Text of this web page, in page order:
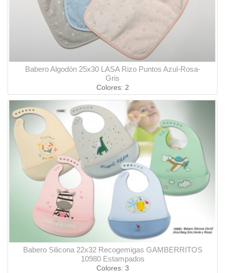
Babero Algodón 25x30 LASA Rizo Puntos Azul-Rosa-
Gris
Colores: 2
Babero Silicona 22x32 Recogemigas GAMBERRITOS
10980 Estampados
Colores: 3